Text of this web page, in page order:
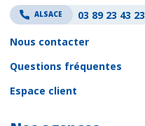
ALSACE 03 89 23 43 23
Nous contacter
Questions fréquentes
Espace client